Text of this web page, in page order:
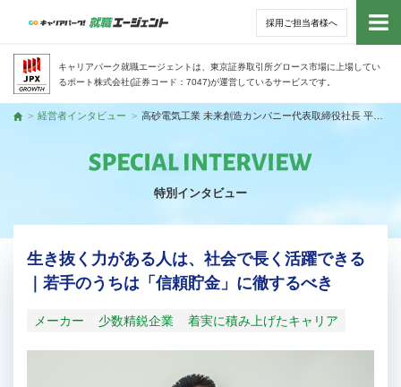
採用ご担当者様へ
キャリアパーク就職エージェントは、東京証券取引所グロース市場に上場してい
るポート株式会社(証券コード：7047)が運営しているサービスです。
トッ
トップ
経営者インタビュー
特別インタビュー
生き抜く力がある人は、社会で長く活躍できる
｜若手のうちは「信頼貯金」に徹するべき
メーカー 少数精鋭企業 着実に積み上げたキャリア